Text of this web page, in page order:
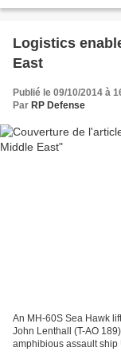
Logistics
East
Publié le 09/10/2014 à
Par RP Defense
An MH-60S Sea Hawk
John Lenthall (T-AO
amphibious assault ship